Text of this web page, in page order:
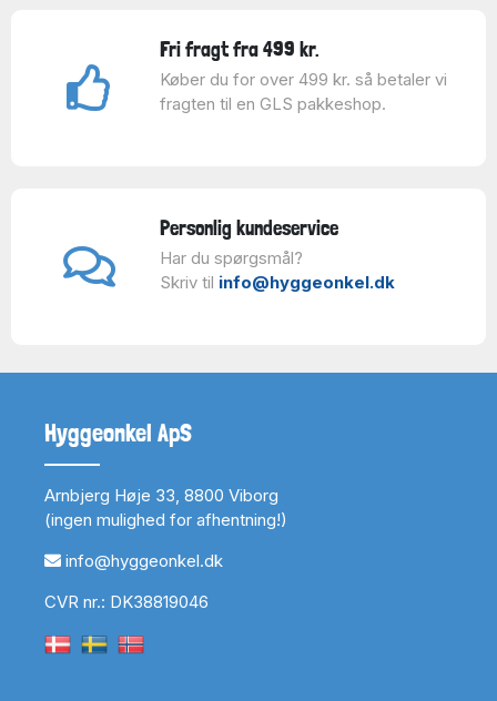
Fri fragt fra 499 kr.
Køber du for over 499 kr. så betaler vi
fragten til en GLS pakkeshop.
Personlig kundeservice
Har du spørgsmål?
Skriv til info@hyggeonkel.dk
Hyggeonkel ApS
Arnbjerg Høje 33, 8800 Viborg
(ingen mulighed for afhentning!)
info@hyggeonkel.dk
CVR nr.: DK38819046